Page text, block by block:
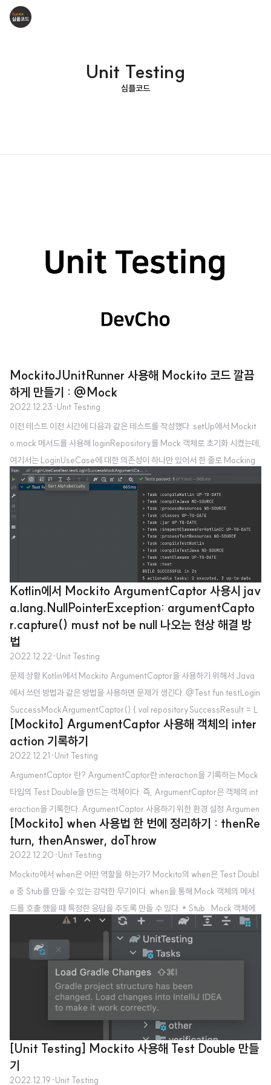
Unit Testing
심플코드
MockitoJUnitRunner 사용해 Mockito 코드 깔끔
하게 만들기 : @Mock
2022.12.23 ·Unit Testing
이전 테스트 이전 시간에 다음과 같은 테스트를 작성했다. setUp에서 Mockit
o.mock 메서드를 사용해 loginRepository를 Mock 객체로 초기화 시켰는데,
여기서는 LoginUseCase에 대한 의존성이 하나만 있어서 한 줄로 Mocking
이 끝났다. class LoginUseCaseTest { private lateinit var loginUseCas
e: LoginUseCase private lateinit var loginRepository: LoginReposito
ry @Before fun setUp() { loginRepository = Mockito.mock(LoginRe
pository::class.java) loginUseCase = LoginUseCase(loginRepo..
Kotlin에서 Mockito ArgumentCaptor 사용시 jav
a.lang.NullPointerException: argumentCapto
r.capture() must not be null 나오는 현상 해결 방
법
2022.12.22 ·Unit Testing
문제 상황 Kotlin에서 Mockito ArgumentCaptor을 사용하기 위해서 Java
에서 쓰던 방법과 같은 방법을 사용하면 문제가 생긴다. @Test fun testLogin
SuccessMockArgumentCaptor() { val repositorySuccessResult = L
oginRepositoryResult.Success("test_token") Mockito.when
w hen
(loginRe
pository.login(userName = "test", password = "test")) .thenReturn(r
epositorySuccessResult) val result = loginUseCase.logIn(userNam
e = "test", password = "test") val argum..
[Mockito] ArgumentCaptor 사용해 객체의 inter
action 기록하기
2022.12.21 ·Unit Testing
ArgumentCaptor 란? ArgumentCaptor란 interaction을 기록하는 Mock
타입의 Test Double을 만드는 객체이다. 즉, ArgumentCaptor은 객체의 int
eraction을 기록한다. ArgumentCaptor 사용하기 위한 환경 설정 Argumen
tCaptor을 사용하기 위해서 앞선 글 https://simcode.tistory.com/12 의 환
경을 가져와서 LoginUseCase, LoginUseCaseResult, LoginRepository,
LoginRepositoryResult를 사용한다. 환경 설정 부분을 읽도록 하자. Argum
entCaptor 사용한 테스트 만들기 LoginUseCase의 logIn메서드에서 userN
ame과 password변형이..
[Mockito] when 사용법 한 번에 정리하기 : thenRe
turn, thenAnswer, doThrow
2022.12.20 ·Unit Testing
Mockito에서 when은 어떤 역할을 하는가? Mockito의 when은 Test Doubl
e 중 Stub를 만들 수 있는 강력한 무기이다. when을 통해 Mock 객체의 메서
드를 호출 했을 때 특정한 응답을 주도록 만들 수 있다. * Stub : Mock 객체에
특정한 입력 시 특정한 출력을 주도록 만드는 것 when 을 사용하기 위한 환경
설정 https://simcode.tistory.com/12 의 LoginRepository, LoginRepos
itoryResult, LoginUseCase, LoginUseCaseResult 를 모두 가져온다. wh
en 사용하기 메서드를 실행하면 특정한 응답을 할 수도 있고, 응답이 매번 바뀔
수도 있고, 애러가 발생할 수도 있다. 따라서 when을 사용하..
[Unit Testing] Mockito 사용해 Test Double 만들
기
2022.12.19 ·Unit Testing